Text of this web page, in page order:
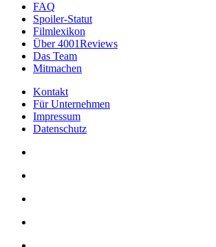
FAQ
Spoiler-Statut
Filmlexikon
Über 4001Reviews
Das Team
Mitmachen
Kontakt
Für Unternehmen
Impressum
Datenschutz